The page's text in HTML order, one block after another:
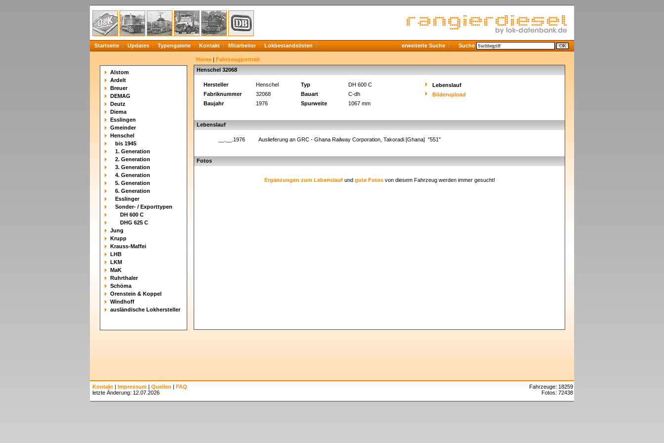
Startseite Updates Typengalerie Kontakt Mitarbeiter Lokbestandslisten erweiterte Suche Suche
Alstom
Ardelt
Breuer
DEMAG
Deutz
Diema
Esslingen
Gmeinder
Henschel
bis 1945
1. Generation
2. Generation
3. Generation
4. Generation
5. Generation
6. Generation
Esslinger
Sonder- / Exporttypen
DH 600 C
DHG 625 C
Jung
Krupp
Krauss-Maffei
LHB
LKM
MaK
Ruhrthaler
Schöma
Orenstein & Koppel
Windhoff
ausländische Lokhersteller
Home | Fahrzeugportrait
Henschel 32068
Hersteller Henschel Typ DH 600 C
Lebenslauf
Fabriknummer
32068 Bauart C-dh
Bilderupload
Baujahr
1976 Spurweite 1067 mm
Lebenslauf
__.__.1976 Auslieferung an GRC - Ghana Railway Corporation, Takoradi [Ghana] "551"
Fotos
Ergänzungen zum Lebenslaufund gute Fotosvon diesem Fahrzeug werden immer gesucht!
Kontakt | Impressum | Quellen | FAQ
letzte Änderung: 12.07.2026
Fahrzeuge: 18259
Fotos: 72438